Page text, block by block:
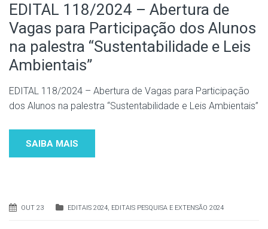
EDITAL 118/2024 – Abertura de
Vagas para Participação dos Alunos
na palestra “Sustentabilidade e Leis
Ambientais”
EDITAL 118/2024 – Abertura de Vagas para Participação
dos Alunos na palestra “Sustentabilidade e Leis Ambientais”
SAIBA MAIS
OUT 23 EDITAIS 2024, EDITAIS PESQUISA E EXTENSÃO 2024